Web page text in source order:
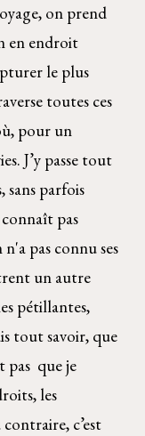
on prend
en endroit
le plus
toutes ces
pour un
J’y passe tout
sans parfois
pas
pas connu ses
un autre
pétillantes,
tout savoir, que
pas  que je
les
c’est